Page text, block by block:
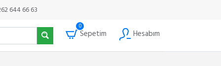
644 66 63
0
Sepetim Hesabım
HS-MK-LINK-7
HAZIRSET PTP LINK AC 30 ...